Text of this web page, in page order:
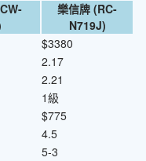
樂信牌 (RC-
N719J)
$3380
2.17
2.21
1級
$775
4.5
5-3